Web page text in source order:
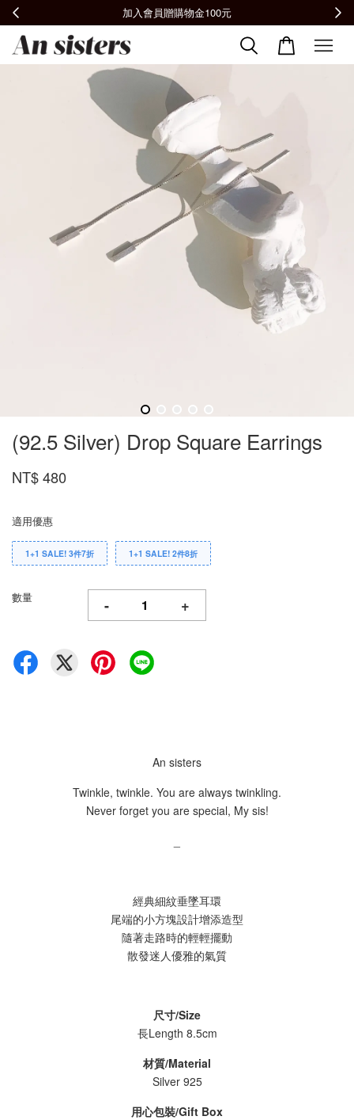
全館滿2000免運📦
(92.5 Silver) Drop Square Earrings
NT$ 480
適用優惠
1+1 SALE! 3件7折 1+1 SALE! 2件8折
數量 - +
An sisters
Twinkle, twinkle. You are always twinkling.
Never forget you are special, My sis!
經典細紋垂墜耳環
尾端的小方塊設計增添造型
隨著走路時的輕輕擺動
散發迷人優雅的氣質
尺寸/Size
長Length 8.5cm
材質/Material
Silver 925
用心包裝/Gift Box